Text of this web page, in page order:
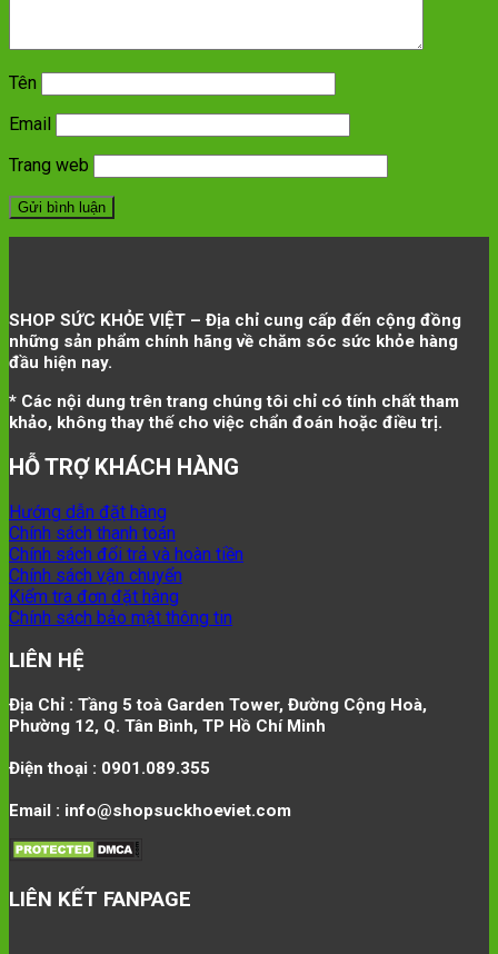
Tên
Email
Trang web
SHOP SỨC KHỎE VIỆT – Địa chỉ cung cấp đến cộng đồng
những sản phẩm chính hãng về chăm sóc sức khỏe hàng
đầu hiện nay.
* Các nội dung trên trang chúng tôi chỉ có tính chất tham
khảo, không thay thế cho việc chẩn đoán hoặc điều trị.
HỖ TRỢ KHÁCH HÀNG
Hướng dẫn đặt hàng
Chính sách thanh toán
Chính sách đổi trả và hoàn tiền
Chính sách vận chuyển
Kiểm tra đơn đặt hàng
Chính sách bảo mật thông tin
LIÊN HỆ
Địa Chỉ : Tầng 5 toà Garden Tower, Đường Cộng Hoà,
Phường 12, Q. Tân Bình, TP Hồ Chí Minh
Điện thoại : 0901.089.355
Email : info@shopsuckhoeviet.com
LIÊN KẾT FANPAGE